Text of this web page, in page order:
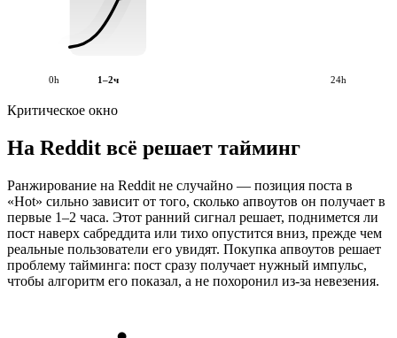
0h 1–2ч 24h
Критическое окно
На Reddit всё решает тайминг
Ранжирование на Reddit не случайно — позиция поста в
«Hot» сильно зависит от того, сколько апвоутов он получает в
первые 1–2 часа. Этот ранний сигнал решает, поднимется ли
пост наверх сабреддита или тихо опустится вниз, прежде чем
реальные пользователи его увидят. Покупка апвоутов решает
проблему тайминга: пост сразу получает нужный импульс,
чтобы алгоритм его показал, а не похоронил из‑за невезения.